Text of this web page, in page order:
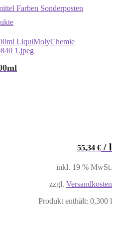
Farben Sonderposten
55,34 € / l
inkl. 19 % MwSt.
zzgl. Versandkosten
Produkt enthält: 0,300 l